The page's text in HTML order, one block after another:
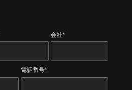
会社*
電話番号*